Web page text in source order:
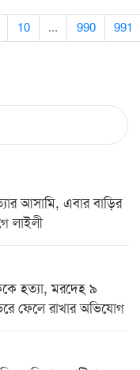
10 ... 990 991
আসামি, এবার বাড়ির
লাইলী
হত্যা, মরদেহ ৯
ফেলে রাখার অভিযোগ